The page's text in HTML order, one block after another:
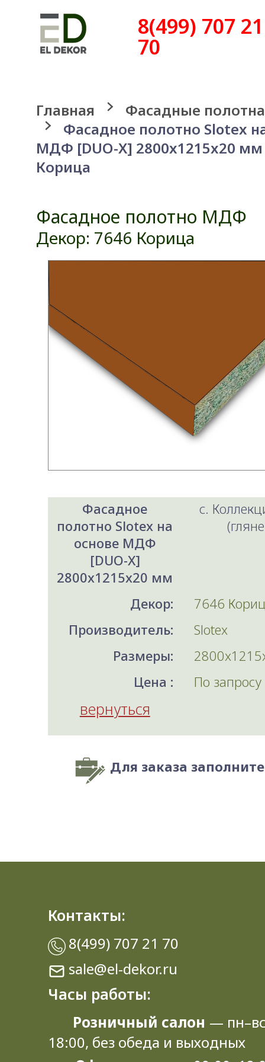
8(499) 707 21
70
Главная
Фасадные
Фасадное полотно Slotex
МДФ [DUO-X] 2800x1215x20 мм
Корица
Фасадное полотно МДФ
Декор: 7646 Корица
Фасадное
полотно Slotex на
основе МДФ
[DUO-X]
2800x1215x20 мм
c.
Декор:
7646
Производитель:
Slotex
Размеры:
Цена :
По запросу
вернуться
Для заказа
Контакты:
8(499) 707 21 70
sale@el-dekor.ru
Часы работы:
Розничный салон —
18:00, без обеда и выходных